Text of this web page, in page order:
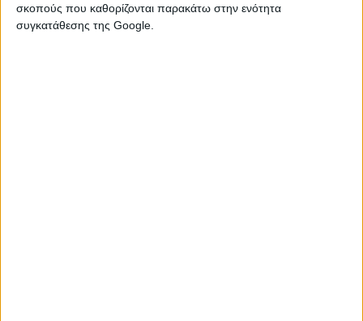
σκοπούς που καθορίζονται παρακάτω στην ενότητα
συγκατάθεσης της Google.